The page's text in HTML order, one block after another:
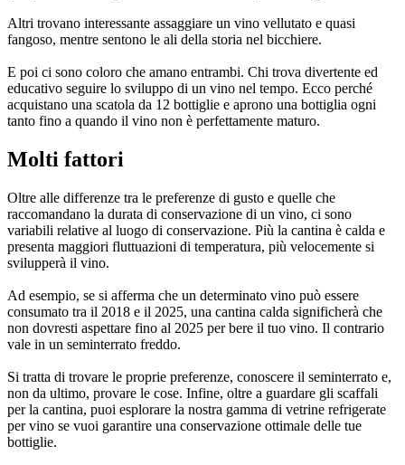
Altri trovano interessante assaggiare un vino vellutato e quasi
fangoso, mentre sentono le ali della storia nel bicchiere.
E poi ci sono coloro che amano entrambi. Chi trova divertente ed
educativo seguire lo sviluppo di un vino nel tempo. Ecco perché
acquistano una scatola da 12 bottiglie e aprono una bottiglia ogni
tanto fino a quando il vino non è perfettamente maturo.
Molti fattori
Oltre alle differenze tra le preferenze di gusto e quelle che
raccomandano la durata di conservazione di un vino, ci sono
variabili relative al luogo di conservazione. Più la cantina è calda e
presenta maggiori fluttuazioni di temperatura, più velocemente si
svilupperà il vino.
Ad esempio, se si afferma che un determinato vino può essere
consumato tra il 2018 e il 2025, una cantina calda significherà che
non dovresti aspettare fino al 2025 per bere il tuo vino. Il contrario
vale in un seminterrato freddo.
Si tratta di trovare le proprie preferenze, conoscere il seminterrato e,
non da ultimo, provare le cose. Infine, oltre a guardare gli scaffali
per la cantina, puoi esplorare la nostra gamma di vetrine refrigerate
per vino se vuoi garantire una conservazione ottimale delle tue
bottiglie.